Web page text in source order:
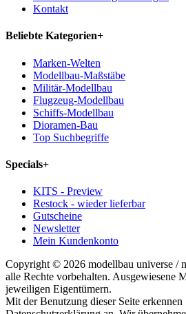
Kontakt
Beliebte Kategorien+
Marken-Welten
Modellbau-Maßstäbe
Militär-Modellbau
Flugzeug-Modellbau
Schiffs-Modellbau
Dioramen-Bau
Top Suchbegriffe
Specials+
KITS - Preview
Restock - wieder lieferbar
Gutscheine
Newsletter
Mein Kundenkonto
Copyright © 2026 modellbau universe /
alle Rechte vorbehalten. Ausgewiesene
jeweiligen Eigentümern.
Mit der Benutzung dieser Seite